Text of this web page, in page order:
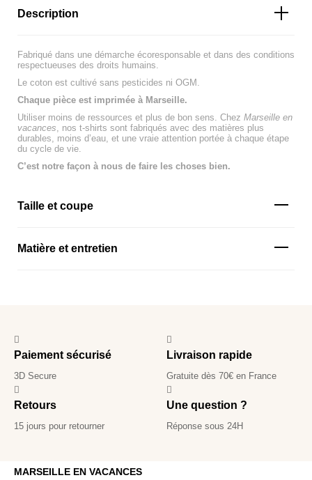
Description
Fabriqué dans une démarche écoresponsable et dans des conditions
respectueuses des droits humains.
Le coton est cultivé sans pesticides ni OGM.
Chaque pièce est imprimée à Marseille.
Utiliser moins de ressources et plus de bon sens. Chez Marseille en
vacances , nos t-shirts sont fabriqués avec des matières plus
durables, moins d’eau, et une vraie attention portée à chaque étape
du cycle de vie.
C’est notre façon à nous de faire les choses bien.
Taille et coupe
Matière et entretien
Paiement sécurisé
3D Secure
Livraison rapide
Gratuite dès 70€ en France
Retours
15 jours pour retourner
Une question ?
Réponse sous 24H
MARSEILLE EN VACANCES